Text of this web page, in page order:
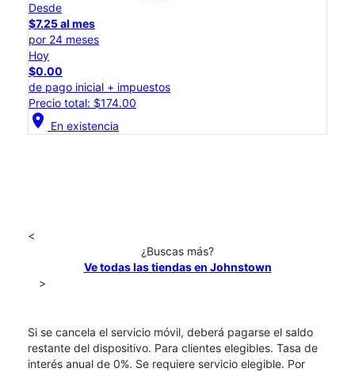
Desde
$7.25 al mes
por 24 meses
Hoy
$0.00
de pago inicial + impuestos
Precio total: $174.00
location_on En existencia
<
¿Buscas más?
Ve todas las tiendas en Johnstown
>
Si se cancela el servicio móvil, deberá pagarse el saldo
restante del dispositivo. Para clientes elegibles. Tasa de
interés anual de 0%. Se requiere servicio elegible. Por